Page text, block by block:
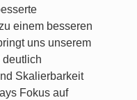
einem besseren
uns unserem
Skalierbarkeit
Fokus auf